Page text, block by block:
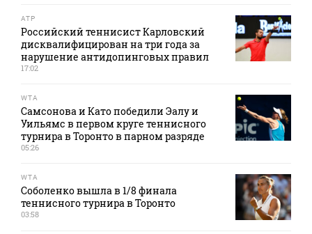
ATP
Российский теннисист Карловский
дисквалифицирован на три года за
нарушение антидопинговых правил
17:02
WTA
Самсонова и Като победили Эалу и
Уильямс в первом круге теннисного
турнира в Торонто в парном разряде
05:26
WTA
Соболенко вышла в 1/8 финала
теннисного турнира в Торонто
03:58